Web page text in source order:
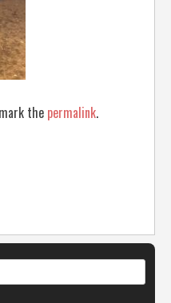
the permalink.